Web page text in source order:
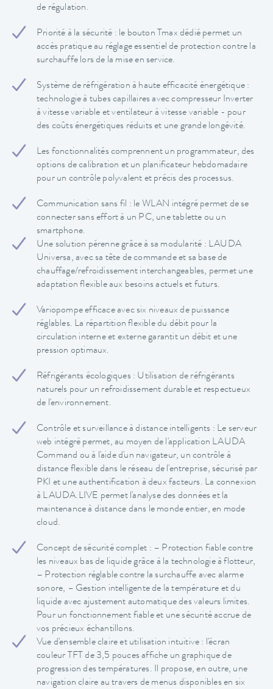
de régulation.
Priorité à la sécurité : le bouton Tmax dédié permet un
accès pratique au réglage essentiel de protection contre la
surchauffe lors de la mise en service.
Système de réfrigération à haute efficacité énergétique :
technologie à tubes capillaires avec compresseur Inverter
à vitesse variable et ventilateur à vitesse variable - pour
des coûts énergétiques réduits et une grande longévité.
Les fonctionnalités comprennent un programmateur, des
options de calibration et un planificateur hebdomadaire
pour un contrôle polyvalent et précis des processus.
Communication sans fil : le WLAN intégré permet de se
connecter sans effort à un PC, une tablette ou un
smartphone.
Une solution pérenne grâce à sa modularité : LAUDA
Universa, avec sa tête de commande et sa base de
chauffage/refroidissement interchangeables, permet une
adaptation flexible aux besoins actuels et futurs.
Variopompe efficace avec six niveaux de puissance
réglables. La répartition flexible du débit pour la
circulation interne et externe garantit un débit et une
pression optimaux.
Réfrigérants écologiques : Utilisation de réfrigérants
naturels pour un refroidissement durable et respectueux
de l'environnement.
Contrôle et surveillance à distance intelligents : Le serveur
web intégré permet, au moyen de l'application LAUDA
Command ou à l'aide d'un navigateur, un contrôle à
distance flexible dans le réseau de l'entreprise, sécurisé par
PKI et une authentification à deux facteurs. La connexion
à LAUDA.LIVE permet l'analyse des données et la
maintenance à distance dans le monde entier, en mode
cloud.
Concept de sécurité complet : – Protection fiable contre
les niveaux bas de liquide grâce à la technologie à flotteur,
– Protection réglable contre la surchauffe avec alarme
sonore, – Gestion intelligente de la température et du
liquide avec ajustement automatique des valeurs limites.
Pour un fonctionnement fiable et une sécurité accrue de
vos précieux échantillons.
Vue d'ensemble claire et utilisation intuitive : l'écran
couleur TFT de 3,5 pouces affiche un graphique de
progression des températures. Il propose, en outre, une
navigation claire au travers de menus disponibles en six